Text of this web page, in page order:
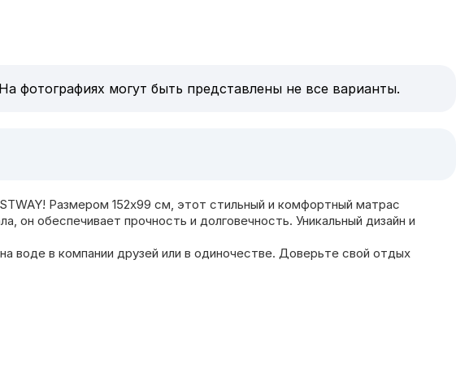
фотографиях могут быть представлены не все варианты.
Размером 152x99 см, этот стильный и комфортный матрас
он обеспечивает прочность и долговечность. Уникальный дизайн и
в компании друзей или в одиночестве. Доверьте свой отдых